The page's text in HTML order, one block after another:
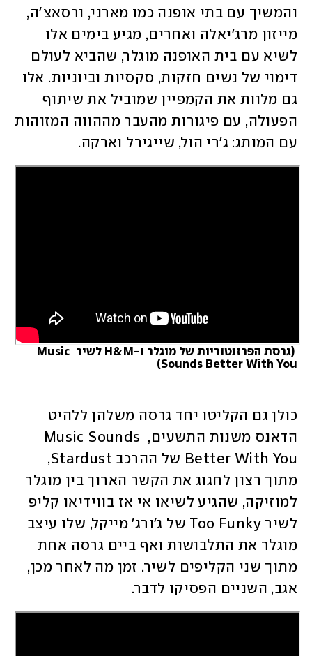
גם מלוות את הקמפיין שמוביל את שיתוף
הפעולה, עם פיגורות מהעבר מההווה המזוהות
עם המותג: ג'רי הול, שייגירל וארקה.
גרסת הפרזנטוריות של מוגלר ו-H&M לשיר Music
Sounds Better With You
)
כולן גם הקליטו יחד גרסה משלהן ללהיט
הדאנס משנות התשעים, Music Sounds
למוזיקה, שהגיע לשיאו אי אז בווידיאו קליפ
מוגלר את התלבושות ואף ביים גרסה אחת
אגב, השניים הפסיקו לדבר.